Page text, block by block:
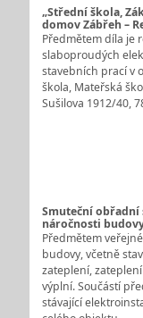
„Střední škola,
domov Zábřeh –
Předmětem díla je
slaboproudých
stavebních prací v
škola, Mateřská
Sušilova 1912/40,
Smuteční obřadní
náročnosti
Předmětem
budovy, včetně
zateplení,
výplní. Součástí
stávající